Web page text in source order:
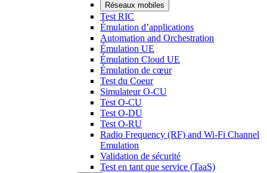
Réseaux mobiles
Test RIC
Émulation d’applications
Automation and Orchestration
Émulation UE
Émulation Cloud UE
Émulation de cœur
Test du Coeur
Simulateur O-CU
Test O-CU
Test O-DU
Test O-RU
Radio Frequency (RF) and Wi-Fi Channel
Emulation
Validation de sécurité
Test en tant que service (TaaS)